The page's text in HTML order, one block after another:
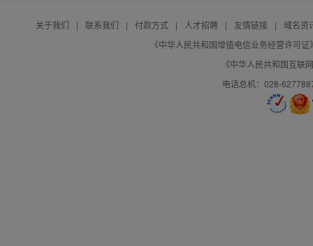
关于我们 | 联系我们 | 付款方式 | 人才招聘 | 友情链接 |
域名资
《中华人民共和国增值电信业务经营许可
《中华人民共和国互联
电话总机：028-